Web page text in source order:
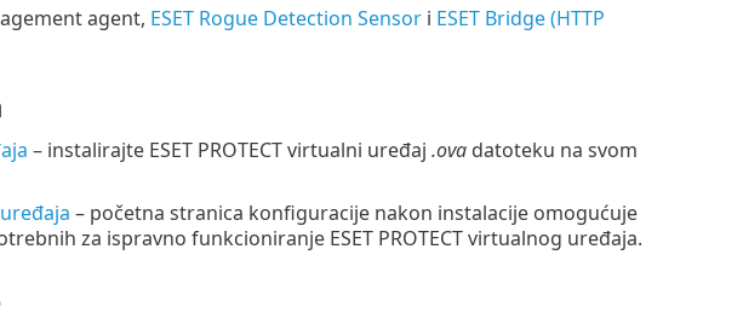
agent, ESET Rogue Detection Sensori ESET Bridge (HTTP
– instalirajte ESET PROTECT virtualni uređaj .ovadatoteku na svom
– početna stranica konfiguracije nakon instalacije omogućuje
za ispravno funkcioniranje ESET PROTECT virtualnog uređaja.